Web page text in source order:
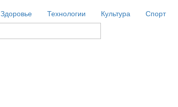
Здоровье Технологии Культура Спорт